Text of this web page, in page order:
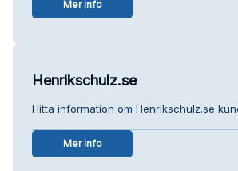
Mer info
Henrikschulz.se
Hitta information om Henrikschulz.se
Mer info